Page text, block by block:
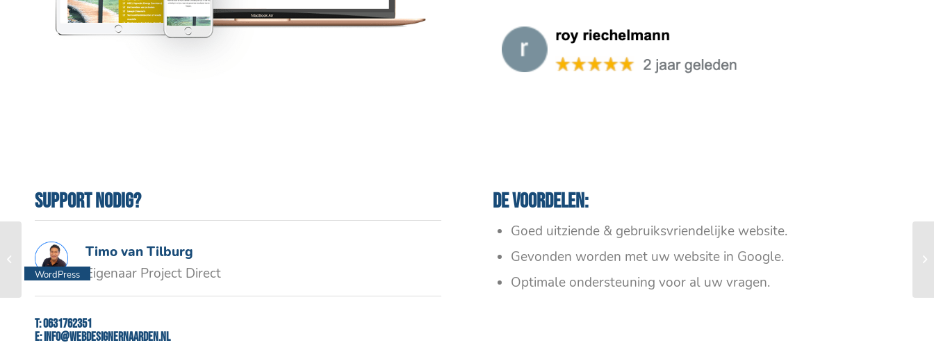
Support nodig?
Timo van Tilburg
Eigenaar Project Direct
T:0631762351
E:info@webdesignernaarden.nl
De voordelen:
Goed uitziende & gebruiksvriendelijke website.
Gevonden worden met uw website in Google.
Optimale ondersteuning voor al uw vragen.
Perfect slapen Wognum
WordPress